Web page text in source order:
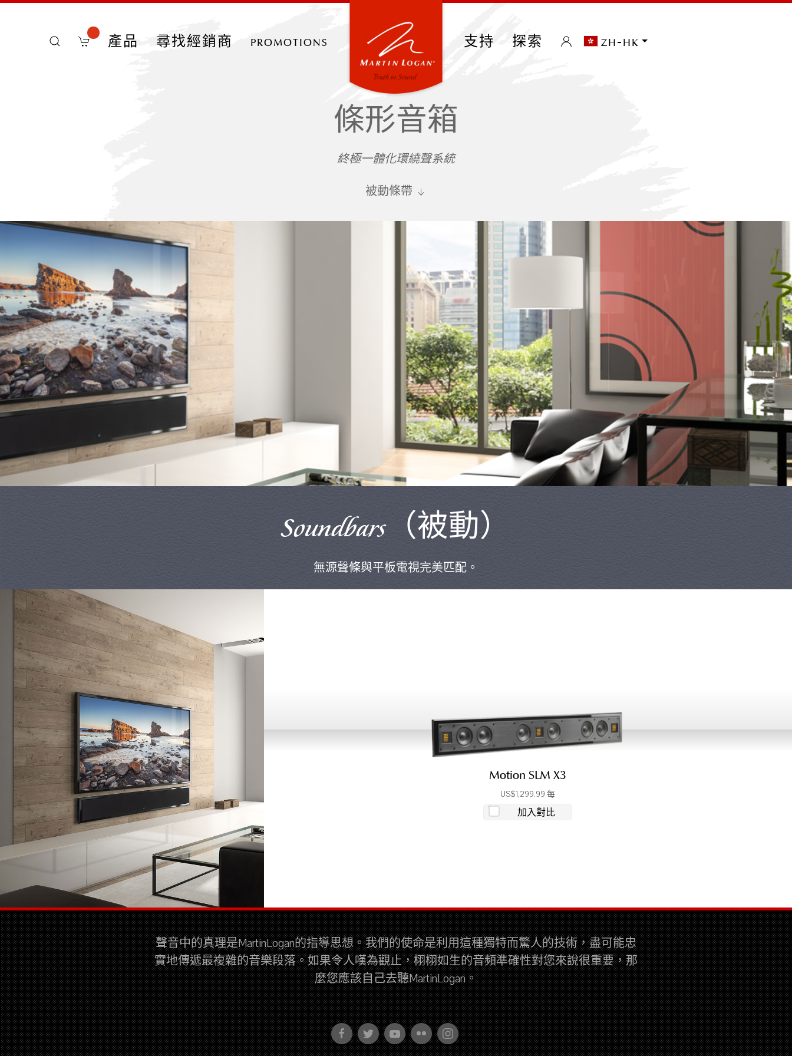
產品 尋找經銷商 promotions 支持 探索 zh-hk
條形音箱
終極一體化環繞聲系統
被動條帶
Soundbars（被動）
無源聲條與平板電視完美匹配。
Motion SLM X3
US$1,299.99 每
加入對比
聲音中的真理是MartinLogan的指導思想。我們的使命是利用這種獨特而驚人的技術，盡可能忠
實地傳遞最複雜的音樂段落。如果令人嘆為觀止，栩栩如生的音頻準確性對您來說很重要，那
麼您應該自己去聽MartinLogan。